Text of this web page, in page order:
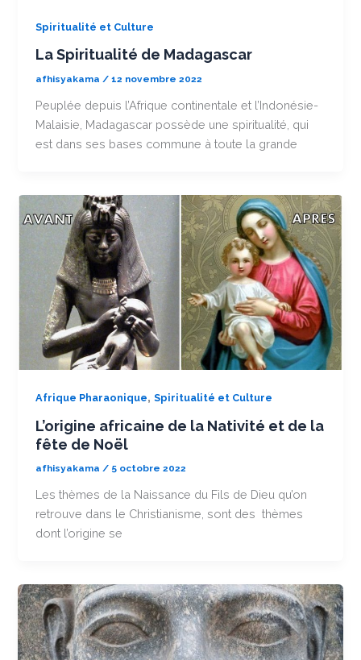
Spiritualité et Culture
La Spiritualité de Madagascar
afhisyakama/12 novembre 2022
Peuplée depuis l’Afrique continentale et l’Indonésie-
Malaisie, Madagascar possède une spiritualité, qui
est dans ses bases commune à toute la grande
Afrique Pharaonique,Spiritualité et Culture
L’origine africaine de la Nativité et de la
fête de Noël
afhisyakama/ 5 octobre 2022
Les thèmes de la Naissance du Fils de Dieu qu’on
retrouve dans le Christianisme, sont des thèmes
dont l’origine se